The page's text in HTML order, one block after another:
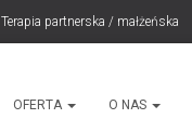
Terapia partnerska / małżeńska
OFERTA O NAS